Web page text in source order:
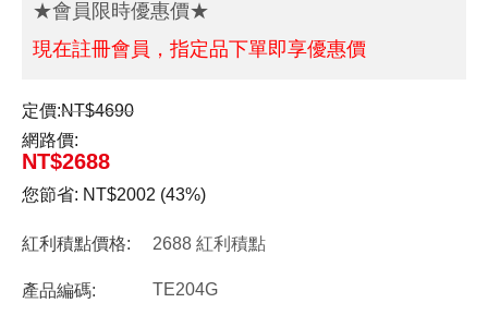
★會員限時優惠價★
現在註冊會員，指定品下單即享優惠價
定價:NT$4690
網路價:
NT$2688
您節省: NT$2002 (43%)
紅利積點價格: 2688 紅利積點
產品編碼:
TE204G